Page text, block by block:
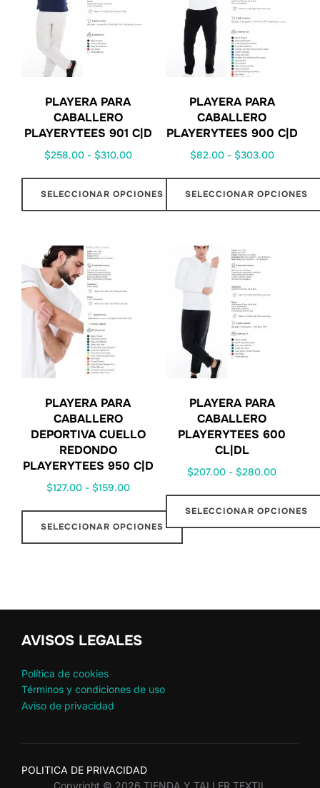
PLAYERA PARA
CABALLERO
PLAYERYTEES 901 C|D
$258.00 - $310.00
SELECCIONAR OPCIONES
PLAYERA PARA
CABALLERO
PLAYERYTEES 900 C|D
$82.00 - $303.00
SELECCIONAR OPCIONES
PLAYERA PARA
CABALLERO
DEPORTIVA CUELLO
REDONDO
PLAYERYTEES 950 C|D
$127.00 - $159.00
SELECCIONAR OPCIONES
PLAYERA PARA
CABALLERO
PLAYERYTEES 600
CL|DL
$207.00 - $280.00
SELECCIONAR OPCIONES
AVISOS LEGALES
Política de cookies
Términos y condiciones de uso
Aviso de privacidad
POLITICA DE PRIVACIDAD